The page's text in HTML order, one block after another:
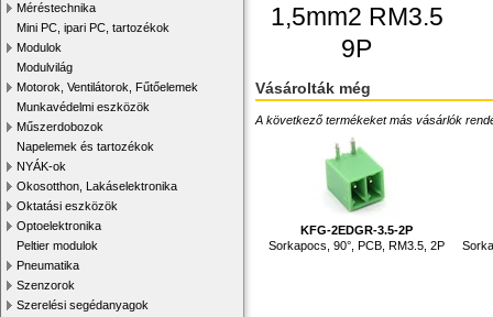
Méréstechnika
Mini PC, ipari PC, tartozékok
Modulok
Modulvilág
Motorok, Ventilátorok, Fűtőelemek
Munkavédelmi eszközök
Műszerdobozok
Napelemek és tartozékok
NYÁK-ok
Okosotthon, Lakáselektronika
Oktatási eszközök
Optoelektronika
Peltier modulok
Pneumatika
Szenzorok
Szerelési segédanyagok
1,5mm2 RM3.5
9P
Vásárolták még
A következő termékeket más vásárlók
KFG-2EDGR-3.5-2P
Sorkapocs, 90°, PCB, RM3.5, 2P